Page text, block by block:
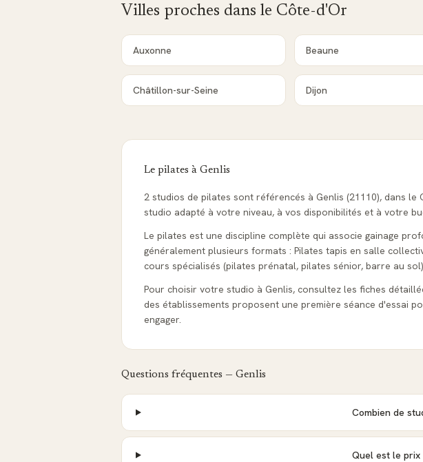
Villes proches dans le Côte-d'Or
Auxonne Beaune
Châtillon-sur-Seine Dijon
Le pilates à Genlis
2 studios de pilates sont référencés à Genlis (21110), dans
studio adapté à votre niveau, à vos disponibilités et à votre
Le pilates est une discipline complète qui associe gainage
généralement plusieurs formats : Pilates tapis en salle
cours spécialisés (pilates prénatal, pilates sénior, barre au
Pour choisir votre studio à Genlis, consultez les fiches
des établissements proposent une première séance d'essai
engager.
Questions fréquentes — Genlis
Combien de
Quel est le prix